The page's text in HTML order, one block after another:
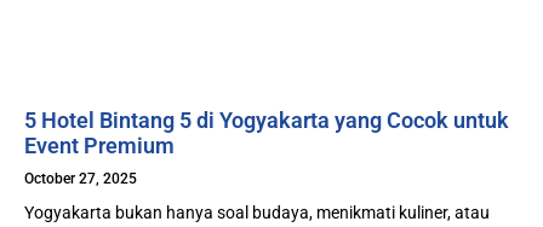
5 Hotel Bintang 5 di Yogyakarta yang Cocok untuk
Event Premium
October 27, 2025
Yogyakarta bukan hanya soal budaya, menikmati kuliner, atau